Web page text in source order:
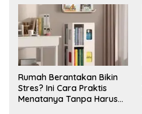
Rumah Berantakan Bikin
Stres? Ini Cara Praktis
Menatanya Tanpa Harus